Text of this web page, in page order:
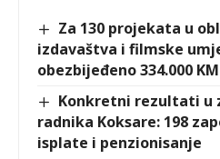
Za 130 projekata u
izdavaštva i filmske
obezbijeđeno 334.000 KM
Konkretni rezultati u
radnika Koksare: 198
isplate i penzionisanje